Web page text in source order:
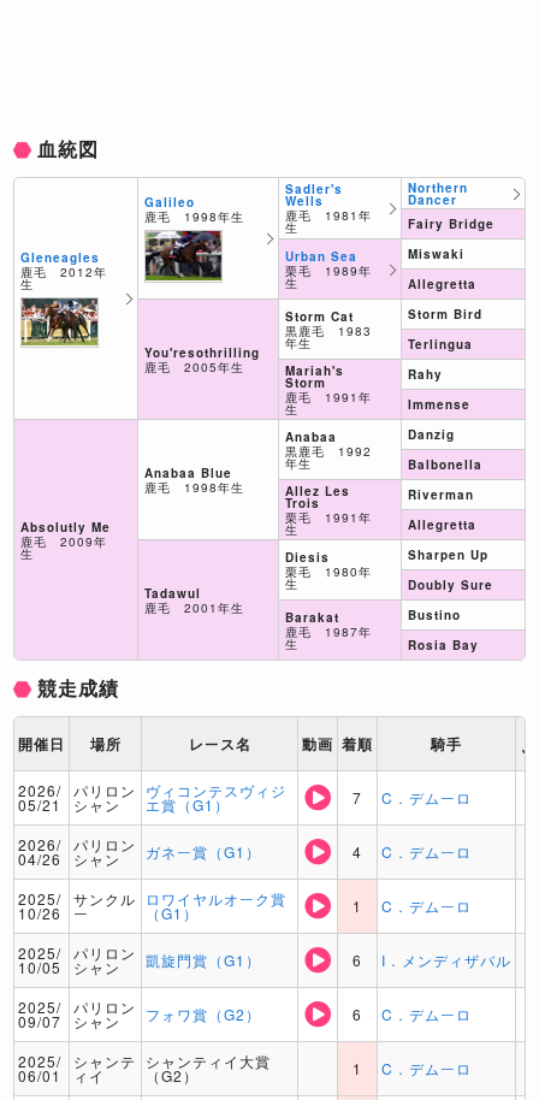
血統図
Gleneagles
鹿毛 2012年
生
Absolutly Me
鹿毛 2009年
生
Galileo
鹿毛 1998年生
You'resothrilling
鹿毛 2005年生
Anabaa Blue
鹿毛 1998年生
Tadawul
鹿毛 2001年生
Sadler's
Wells
鹿毛 1981年
生
Urban Sea
栗毛 1989年
生
Storm Cat
黒鹿毛 1983
年生
Mariah's
Storm
鹿毛 1991年
生
Anabaa
黒鹿毛 1992
年生
Allez Les
Trois
栗毛 1991年
生
Diesis
栗毛 1980年
生
Barakat
鹿毛 1987年
生
Northern
Dancer
Fairy Bridge
Miswaki
Allegretta
Storm Bird
Terlingua
Rahy
Immense
Danzig
Balbonella
Riverman
Allegretta
Sharpen Up
Doubly Sure
Bustino
Rosia Bay
競走成績
開催日 場所 レース名 動画 着順 騎手
2026/
05/21
パリロン
シャン
ヴィコンテスヴィジ
エ賞（G1） 7 C．デムーロ
2026/
04/26
パリロン
シャン ガネー賞（G1） 4 C．デムーロ
2025/
10/26
サンクル
ー
ロワイヤルオーク賞
（G1） 1 C．デムーロ
2025/
10/05
パリロン
シャン 凱旋門賞（G1） 6 I．メンディザバル
2025/
09/07
パリロン
シャン フォワ賞（G2） 6 C．デムーロ
2025/
06/01
シャンテ
ィイ
シャンティイ大賞
（G2） 1 C．デムーロ